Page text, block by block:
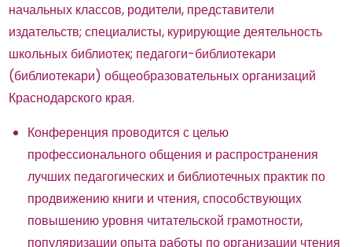
начальных классов, родители, представители
издательств; специалисты, курирующие деятельность
школьных библиотек; педагоги-библиотекари
(библиотекари) общеобразовательных организаций
Краснодарского края.
Конференция проводится с целью
профессионального общения и распространения
лучших педагогических и библиотечных практик по
продвижению книги и чтения, способствующих
повышению уровня читательской грамотности,
популяризации опыта работы по организации чтения